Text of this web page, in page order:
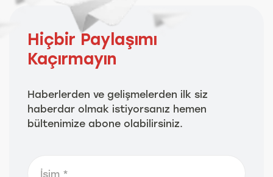
Hiçbir Paylaşımı
Kaçırmayın
Haberlerden ve gelişmelerden ilk siz
haberdar olmak istiyorsanız hemen
bültenimize abone olabilirsiniz.